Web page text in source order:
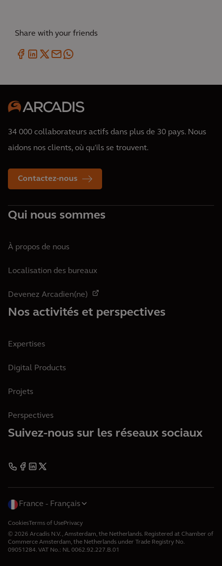
Share with your friends
34 000 collaborateurs actifs dans plus de 30 pays. Nous
aidons nos clients, où qu'ils se trouvent.
Contactez-nous
Qui nous sommes
À propos de nous
Localisation des bureaux
Devenez Arcadien(ne)
Nos activités et perspectives
Expertises
Digital Products
Projets
Perspectives
Suivez-nous sur les réseaux sociaux
© 2026 Arcadis N.V., Amsterdam, the Netherlands. Registered at Chamber of
Commerce Amsterdam, the Netherlands under Trade Registry No.
09051284. VAT No.: NL 0062.92.227.B.01
CookiesTerms of UsePrivacy
France Français